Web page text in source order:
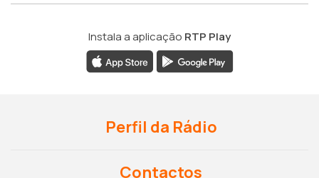
Instala a aplicação RTP Play
Perfil da Rádio
Contactos